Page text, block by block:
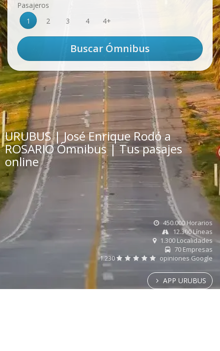
Pasajeros
1
2 3 4 4+
URUBUS | José Enrique Rodó a
ROSARIO Ómnibus | Tus pasajes
online
450.000 Horarios
12.300 Líneas
1.300 Localidades
70 Empresas
1.230
opiniones Google
APP URUBUS